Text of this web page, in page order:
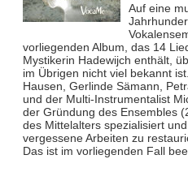
Auf eine
vorliegenden Album, das 14
Mystikerin Hadewijch enthält,
im Übrigen nicht viel bekannt
Hausen, Gerlinde Sämann,
und der Multi-Instrumentalist
der Gründung des Ensembles
des Mittelalters spezialisiert
vergessene Arbeiten zu
Das ist im vorliegenden Fall